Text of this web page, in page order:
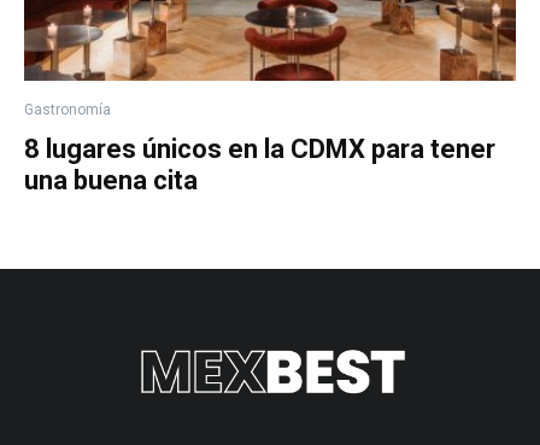
Gastronomía
8 lugares únicos en la CDMX para tener
una buena cita